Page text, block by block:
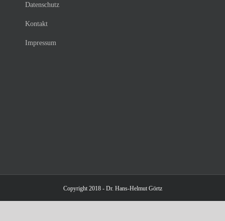
Datenschutz
Kontakt
Impressum
Copyright 2018 - Dr. Hans-Helmut Görtz